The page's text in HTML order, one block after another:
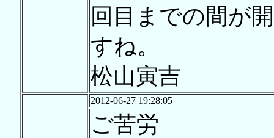
回目までの間が
すね。
松山寅吉
2012-06-27 19:28:05
ご苦労